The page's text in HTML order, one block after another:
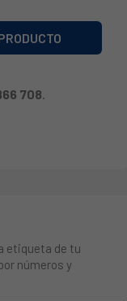
708
etiqueta de tu
números y